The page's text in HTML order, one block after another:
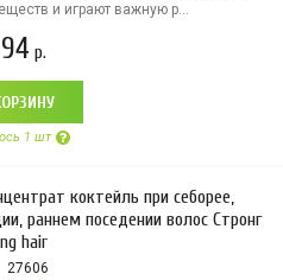
и играют важную р...
р.
1 шт
коктейль при себорее,
раннем поседении волос Стронг
hair
27606